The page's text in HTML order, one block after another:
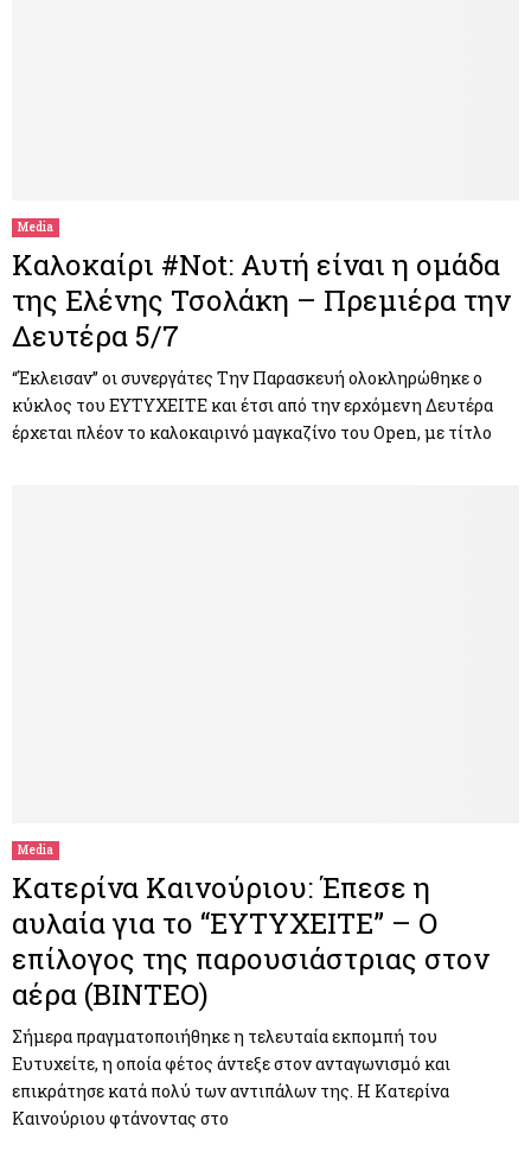
Media
Καλοκαίρι #Not: Αυτή είναι η ομάδα
της Ελένης Τσολάκη – Πρεμιέρα την
Δευτέρα 5/7
“Έκλεισαν” οι συνεργάτες Την Παρασκευή ολοκληρώθηκε ο
κύκλος του ΕΥΤΥΧΕΙΤΕ και έτσι από την ερχόμενη Δευτέρα
έρχεται πλέον το καλοκαιρινό μαγκαζίνο του Open, με τίτλο
Media
Κατερίνα Καινούριου: Έπεσε η
αυλαία για το “ΕΥΤΥΧΕΙΤΕ” – Ο
επίλογος της παρουσιάστριας στον
αέρα (ΒΙΝΤΕΟ)
Σήμερα πραγματοποιήθηκε η τελευταία εκπομπή του
Ευτυχείτε, η οποία φέτος άντεξε στον ανταγωνισμό και
επικράτησε κατά πολύ των αντιπάλων της. Η Κατερίνα
Καινούριου φτάνοντας στο